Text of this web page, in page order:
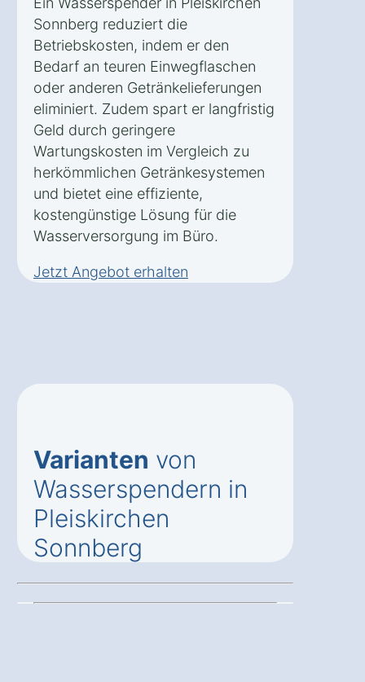
Sonnberg reduziert die
Betriebskosten, indem er den
Bedarf an teuren Einwegflaschen
oder anderen Getränkelieferungen
eliminiert. Zudem spart er langfristig
Geld durch geringere
Wartungskosten im Vergleich zu
herkömmlichen Getränkesystemen
und bietet eine effiziente,
kostengünstige Lösung für die
Wasserversorgung im Büro.
Jetzt Angebot erhalten
Varianten von
Wasserspendern in
Pleiskirchen
Sonnberg